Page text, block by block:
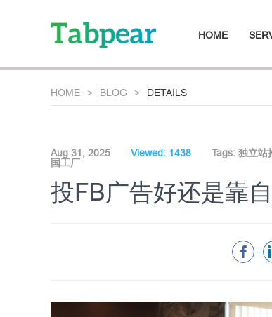
HOME
HOME BLOG DETAILS
Aug 31, 2025 Viewed: 1438 Tags: 独立站
国工厂
投FB广告好还是靠